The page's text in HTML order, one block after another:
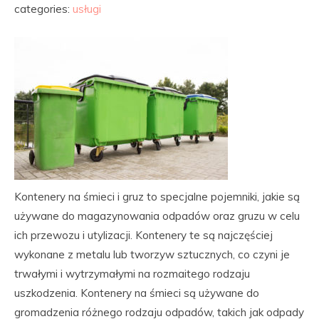
categories: usługi
Kontenery na śmieci i gruz to specjalne pojemniki, jakie są
używane do magazynowania odpadów oraz gruzu w celu
ich przewozu i utylizacji. Kontenery te są najczęściej
wykonane z metalu lub tworzyw sztucznych, co czyni je
trwałymi i wytrzymałymi na rozmaitego rodzaju
uszkodzenia. Kontenery na śmieci są używane do
gromadzenia różnego rodzaju odpadów, takich jak odpady